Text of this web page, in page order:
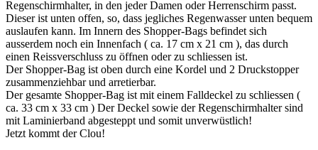
Regenschirmhalter, in den jeder Damen oder Herrenschirm passt.
Dieser ist unten offen, so, dass jegliches Regenwasser unten bequem
auslaufen kann. Im Innern des Shopper-Bags befindet sich
ausserdem noch ein Innenfach ( ca. 17 cm x 21 cm ), das durch
einen Reissverschluss zu öffnen oder zu schliessen ist.
Der Shopper-Bag ist oben durch eine Kordel und 2 Druckstopper
zusammenziehbar und arretierbar.
Der gesamte Shopper-Bag ist mit einem Falldeckel zu schliessen (
ca. 33 cm x 33 cm ) Der Deckel sowie der Regenschirmhalter sind
mit Laminierband abgesteppt und somit unverwüstlich!
Jetzt kommt der Clou!